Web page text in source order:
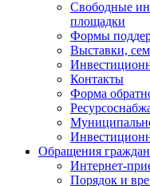
Свободные
площадки
Формы
Выставки,
Контакты
Форма
Обращения граждан
Интернет-
Порядок и